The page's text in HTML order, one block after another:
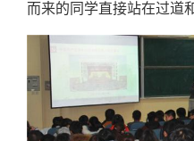
而来的同学直接站在过道